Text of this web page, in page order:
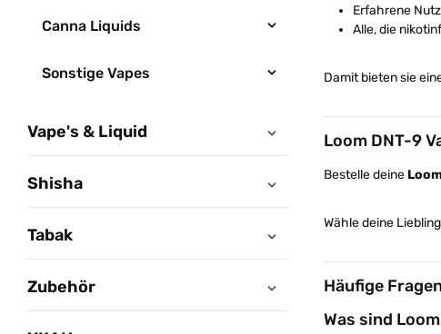
Canna Liquids
Sonstige Vapes
Vape's & Liquid
Shisha
Tabak
Zubehör
Erfahrene
Alle, die
Damit bieten sie
Loom DNT-9
Bestelle deine
Wähle deine
Häufige
Was sind